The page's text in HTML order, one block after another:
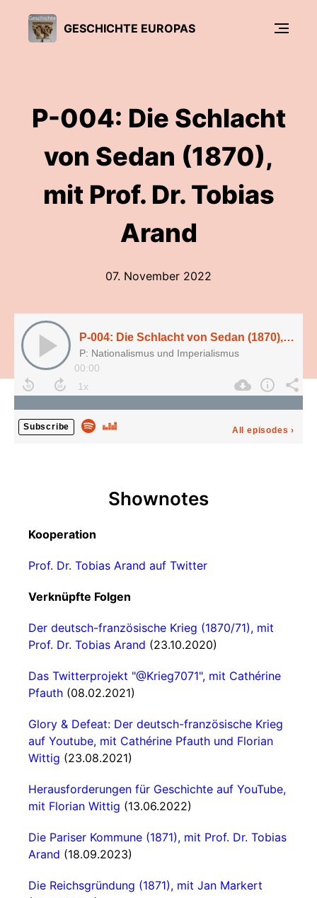
GESCHICHTE EUROPAS
P-004: Die Schlacht
von Sedan (1870),
mit Prof. Dr. Tobias
Arand
07. November 2022
P-004: Die Schlacht von Sedan (1870), mit Prof. Dr. Tobias Arand
P: Nationalismus und Imperialismus
00:00
Subscribe All episodes ›
Shownotes
Kooperation
Prof. Dr. Tobias Arand auf Twitter
Verknüpfte Folgen
Der deutsch-französische Krieg (1870/71), mit
Prof. Dr. Tobias Arand (23.10.2020)
Das Twitterprojekt "@Krieg7071", mit Cathérine
Pfauth (08.02.2021)
Glory & Defeat: Der deutsch-französische Krieg
auf Youtube, mit Cathérine Pfauth und Florian
Wittig (23.08.2021)
Herausforderungen für Geschichte auf YouTube,
mit Florian Wittig (13.06.2022)
Die Pariser Kommune (1871), mit Prof. Dr. Tobias
Arand (18.09.2023)
Die Reichsgründung (1871), mit Jan Markert